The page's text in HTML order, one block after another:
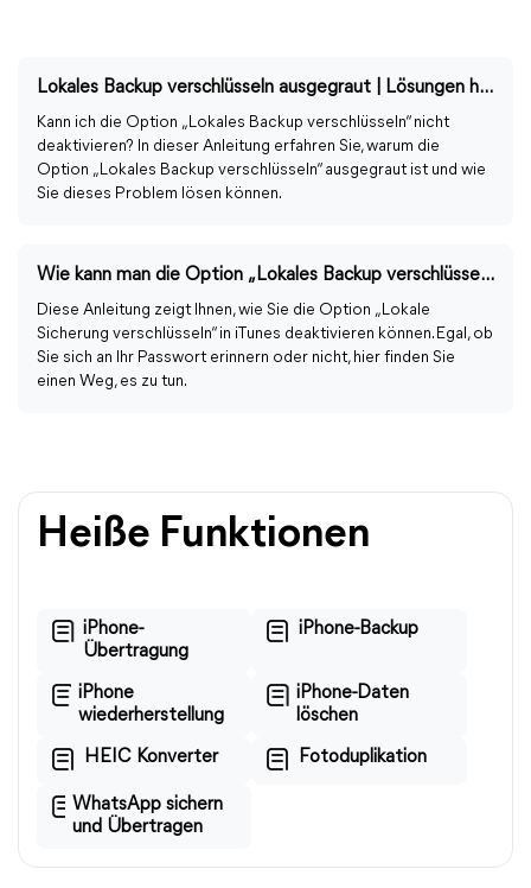
Lokales Backup verschlüsseln ausgegraut | Lösungen hier finden
Kann ich die Option „Lokales Backup verschlüsseln“ nicht
deaktivieren? In dieser Anleitung erfahren Sie, warum die
Option „Lokales Backup verschlüsseln“ ausgegraut ist und wie
Sie dieses Problem lösen können.
Wie kann man die Option „Lokales Backup verschlüsseln“ in iTunes deaktivieren?
Diese Anleitung zeigt Ihnen, wie Sie die Option „Lokale
Sicherung verschlüsseln“ in iTunes deaktivieren können. Egal, ob
Sie sich an Ihr Passwort erinnern oder nicht, hier finden Sie
einen Weg, es zu tun.
Heiße Funktionen
iPhone-
Übertragung
iPhone-Backup
iPhone
wiederherstellung
iPhone-Daten
löschen
HEIC Konverter Fotoduplikation
WhatsApp sichern
und Übertragen